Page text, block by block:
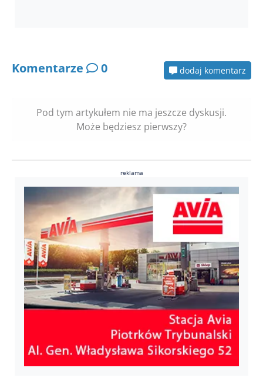
Komentarze 0 dodaj komentarz
Pod tym artykułem nie ma jeszcze dyskusji.
Może będziesz pierwszy?
reklama